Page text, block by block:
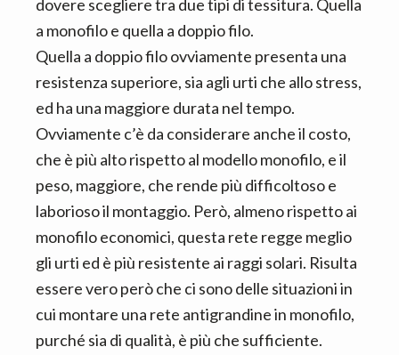
dovere scegliere tra due tipi di tessitura. Quella
a monofilo e quella a doppio filo.
Quella a doppio filo ovviamente presenta una
resistenza superiore, sia agli urti che allo stress,
ed ha una maggiore durata nel tempo.
Ovviamente c’è da considerare anche il costo,
che è più alto rispetto al modello monofilo, e il
peso, maggiore, che rende più difficoltoso e
laborioso il montaggio. Però, almeno rispetto ai
monofilo economici, questa rete regge meglio
gli urti ed è più resistente ai raggi solari. Risulta
essere vero però che ci sono delle situazioni in
cui montare una rete antigrandine in monofilo,
purché sia di qualità, è più che sufficiente.